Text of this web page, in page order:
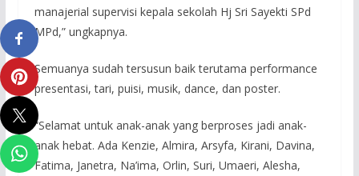
manajerial supervisi kepala sekolah Hj Sri Sayekti SPd
MPd,” ungkapnya.
Semuanya sudah tersusun baik terutama performance
presentasi, tari, puisi, musik, dance, dan poster.
“Selamat untuk anak-anak yang berproses jadi anak-
anak hebat. Ada Kenzie, Almira, Arsyfa, Kirani, Davina,
Fatima, Janetra, Na’ima, Orlin, Suri, Umaeri, Alesha,